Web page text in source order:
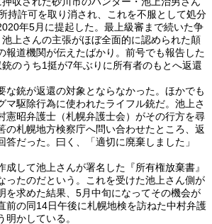
持許可を取り消され、これを不服として処分
年5月に提起した。最上級審まで続いた争
上さんの主張がほぼ全面的に認められた顛
報道機関が伝えたばかり。前号でも報告した
のうち1挺が7年ぶりに所有者のもとへ返還
銃が返還の対象とならなかった。ほかでも
マ駆除行為に使われたライフル銃だ。池上さ
憲昭弁護士（札幌弁護士会）がその行方を尋
の札幌地方検察庁へ問い合わせたところ、返
答だった。曰く、「適切に廃棄しました」
して池上さんが署名した『所有権放棄書』
ったのだという。これを受けた池上さん側が
を求めた結果、5月中旬になってその機会が
前の同14日午後に札幌地検を訪ねた中村弁護
明かしている。